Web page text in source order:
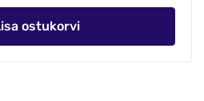
ostukorvi